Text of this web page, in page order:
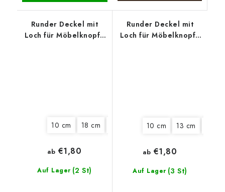
Runder Deckel mit
Loch für Möbelknopf -
10 cm 18 cm
Auf Lager (2 St)
ab €1,80
Runder Deckel mit
Loch für Möbelknopf -
10 cm 13 cm
Auf Lager (3 St)
ab €1,80